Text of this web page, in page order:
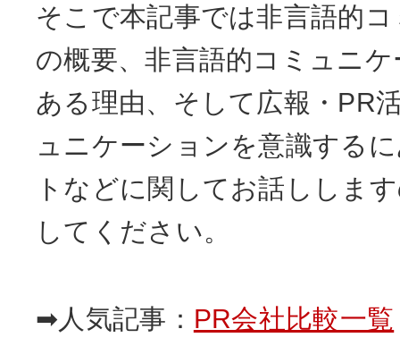
そこで本記事では非言語的
の概要、非言語的コミュニ
ある理由、そして広報・PR
ュニケーションを意識する
トなどに関してお話ししま
してください。
➡人気記事： PR会社比較一覧